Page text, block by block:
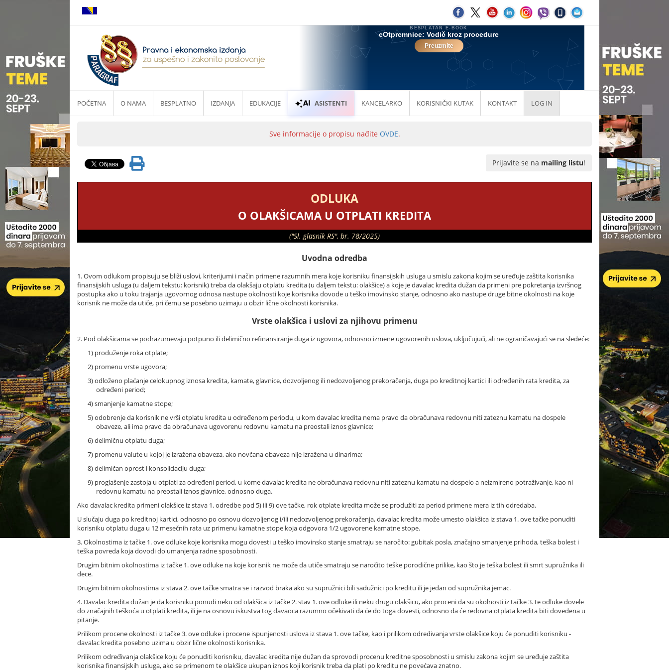
POČETNA O NAMA BESPLATNO IZDANJA EDUKACIJE ASISTENTI KANCELARKO KORISNIČKI KUTAK KONTAKT LOG IN
Sve informacije o propisu nađite OVDE.
Prijavite se na mailing listu!
ODLUKA
O OLAKŠICAMA U OTPLATI KREDITA
("Sl. glasnik RS", br. 78/2025)
Uvodna odredba
1. Ovom odlukom propisuju se bliži uslovi, kriterijumi i način primene razumnih mera koje korisniku finansijskih usluga u smislu zakona kojim se uređuje zaštita korisnika
finansijskih usluga (u daljem tekstu: korisnik) treba da olakšaju otplatu kredita (u daljem tekstu: olakšice) a koje je davalac kredita dužan da primeni pre pokretanja izvršnog
postupka ako u toku trajanja ugovornog odnosa nastupe okolnosti koje korisnika dovode u teško imovinsko stanje, odnosno ako nastupe druge bitne okolnosti na koje
korisnik ne može da utiče, pri čemu se posebno uzimaju u obzir lične okolnosti korisnika.
Vrste olakšica i uslovi za njihovu primenu
2. Pod olakšicama se podrazumevaju potpuno ili delimično refinansiranje duga iz ugovora, odnosno izmene ugovorenih uslova, uključujući, ali ne ograničavajući se na sledeće:
1) produženje roka otplate;
2) promenu vrste ugovora;
3) odloženo plaćanje celokupnog iznosa kredita, kamate, glavnice, dozvoljenog ili nedozvoljenog prekoračenja, duga po kreditnoj kartici ili određenih rata kredita, za
određeni period;
4) smanjenje kamatne stope;
5) odobrenje da korisnik ne vrši otplatu kredita u određenom periodu, u kom davalac kredita nema pravo da obračunava redovnu niti zateznu kamatu na dospele
obaveze, ali ima pravo da obračunava ugovorenu redovnu kamatu na preostali iznos glavnice;
6) delimičnu otplatu duga;
7) promenu valute u kojoj je izražena obaveza, ako novčana obaveza nije izražena u dinarima;
8) delimičan oprost i konsolidaciju duga;
9) proglašenje zastoja u otplati za određeni period, u kome davalac kredita ne obračunava redovnu niti zateznu kamatu na dospelo a neizmireno potraživanje, kao ni
redovnu kamatu na preostali iznos glavnice, odnosno duga.
Ako davalac kredita primeni olakšice iz stava 1. odredbe pod 5) ili 9) ove tačke, rok otplate kredita može se produžiti za period primene mera iz tih odredaba.
U slučaju duga po kreditnoj kartici, odnosno po osnovu dozvoljenog i/ili nedozvoljenog prekoračenja, davalac kredita može umesto olakšica iz stava 1. ove tačke ponuditi
korisniku otplatu duga u 12 mesečnih rata uz primenu kamatne stope koja odgovora 1/2 ugovorene kamatne stope.
3. Okolnostima iz tačke 1. ove odluke koje korisnika mogu dovesti u teško imovinsko stanje smatraju se naročito: gubitak posla, značajno smanjenje prihoda, teška bolest i
teška povreda koja dovodi do umanjenja radne sposobnosti.
Drugim bitnim okolnostima iz tačke 1. ove odluke na koje korisnik ne može da utiče smatraju se naročito teške porodične prilike, kao što je teška bolest ili smrt supružnika ili
dece.
Drugim bitnim okolnostima iz stava 2. ove tačke smatra se i razvod braka ako su supružnici bili sadužnici po kreditu ili je jedan od supružnika jemac.
4. Davalac kredita dužan je da korisniku ponudi neku od olakšica iz tačke 2. stav 1. ove odluke ili neku drugu olakšicu, ako proceni da su okolnosti iz tačke 3. te odluke dovele
do značajnih teškoća u otplati kredita, ili je na osnovu iskustva tog davaoca razumno očekivati da će do toga dovesti, odnosno da će redovna otplata kredita biti dovedena u
pitanje.
Prilikom procene okolnosti iz tačke 3. ove odluke i procene ispunjenosti uslova iz stava 1. ove tačke, kao i prilikom određivanja vrste olakšice koju će ponuditi korisniku -
davalac kredita posebno uzima u obzir lične okolnosti korisnika.
Prilikom određivanja olakšice koju će ponuditi korisniku, davalac kredita nije dužan da sprovodi procenu kreditne sposobnosti u smislu zakona kojim se uređuje zaštita
korisnika finansijskih usluga, ako se primenom te olakšice ukupan iznos koji korisnik treba da plati po kreditu ne povećava znatno.